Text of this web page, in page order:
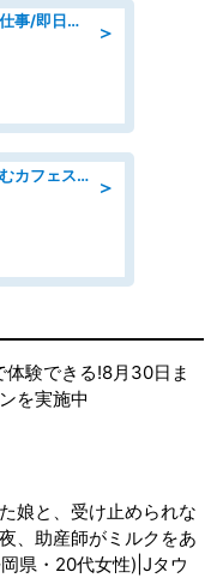
＞
営業/商社でのルート営業のお仕事/即日勤務可/車通勤可/営業
＞
ホールスタッフ/「家具屋が営むカフェスタッフ!」週2日～OK!嬉しいまかない付き/岡山県/浅口郡里庄町
体験できる!8月30日ま
を実施中
娘と、受け止められな
、助産師がミルクをあ
県・20代女性)|Jタウ